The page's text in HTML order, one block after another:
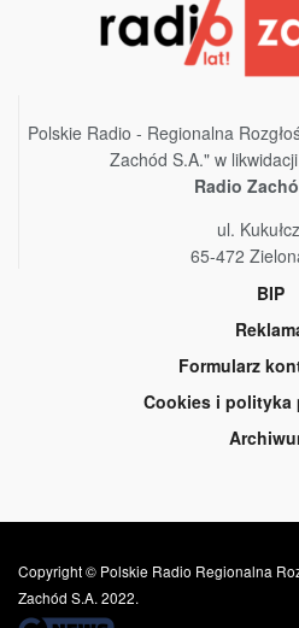
Polskie Radio - Regionalna
Zachód S.A." w
Radio
ul.
65-472
BIP
Formularz
Cookies i polityka
Copyright © Polskie Radio Regionalna
Zachód S.A. 2022.